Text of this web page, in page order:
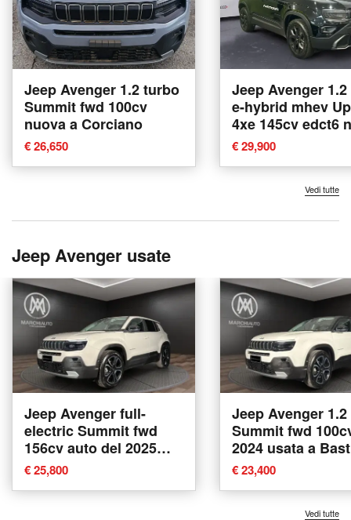
Jeep Avenger 1.2 turbo
Summit fwd 100cv
nuova a Corciano
€ 26,650
Jeep Avenger
e-hybrid mhev
4xe 145cv edct6
a Verona
€ 29,900
Vedi tutte
Jeep Avenger usate
Jeep Avenger full-
electric Summit fwd
156cv auto del 2025
usata a Bastia Umbra
€ 25,800
Jeep Avenger
Summit fwd
2024 usata a
Umbra
€ 23,400
Vedi tutte